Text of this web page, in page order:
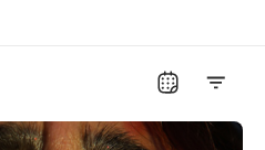
Россия